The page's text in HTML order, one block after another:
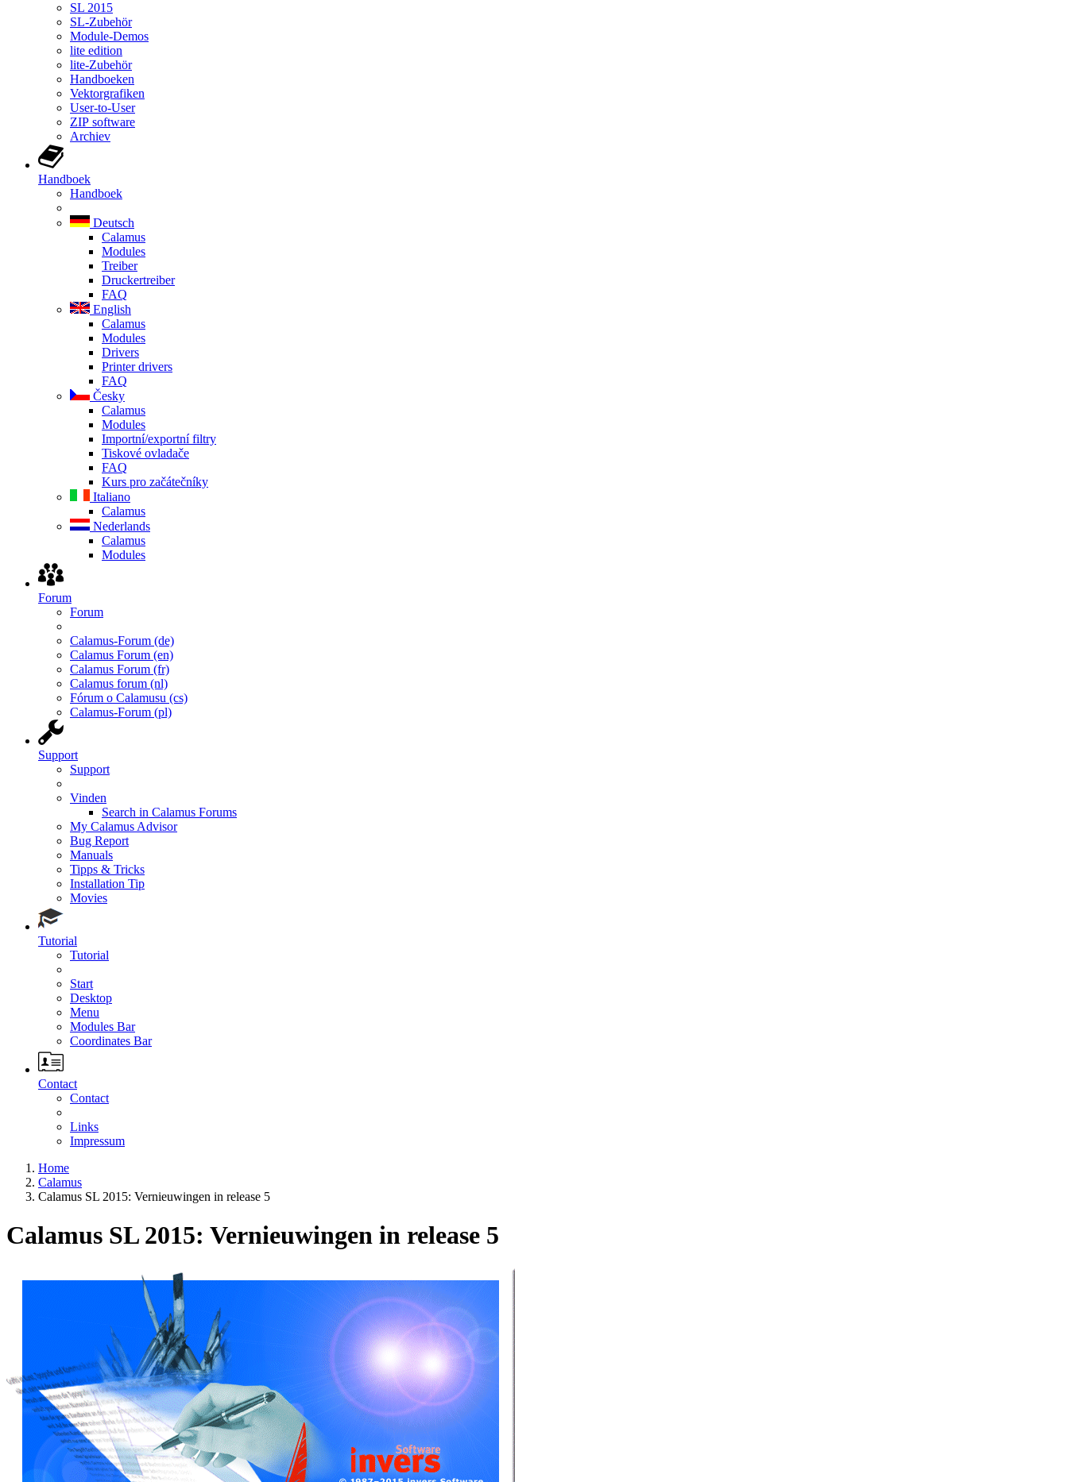
SL 2015
SL-Zubehör
Module-Demos
lite edition
lite-Zubehör
Handboeken
Vektorgrafiken
User-to-User
ZIP software
Archiev
Handboek
Handboek
Deutsch
Calamus
Modules
Treiber
Druckertreiber
FAQ
English
Calamus
Modules
Drivers
Printer drivers
FAQ
Česky
Calamus
Modules
Importní/exportní filtry
Tiskové ovladače
FAQ
Kurs pro začátečníky
Italiano
Calamus
Nederlands
Calamus
Modules
Forum
Forum
Calamus-Forum (de)
Calamus Forum (en)
Calamus Forum (fr)
Calamus forum (nl)
Fórum o Calamusu (cs)
Calamus-Forum (pl)
Support
Support
Vinden
Search in Calamus Forums
My Calamus Advisor
Bug Report
Manuals
Tipps & Tricks
Installation Tip
Movies
Tutorial
Tutorial
Start
Desktop
Menu
Modules Bar
Coordinates Bar
Contact
Contact
Links
Impressum
Home
Calamus
Calamus SL 2015: Vernieuwingen in release 5
Calamus SL 2015: Vernieuwingen in release 5